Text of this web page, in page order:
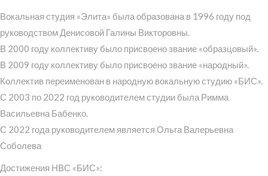
Вокальная студия «Элита» была образована в 1996 году под
руководством Денисовой Галины Викторовны.
В 2000 году коллективу было присвоено звание «образцовый».
В 2009 году коллективу было присвоено звание «народный».
Коллектив переименован в народную вокальную студию «БИС».
С 2003 по 2022 год руководителем студии была Римма
Васильевна Бабенко.
С 2022 года руководителем является Ольга Валерьевна
Соболева
Достижения НВС «БИС»: